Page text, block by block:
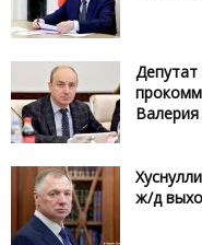
Депутат
ж/д